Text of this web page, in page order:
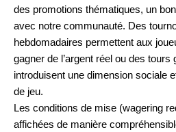
des promotions thématiques, un
avec notre communauté. Des
hebdomadaires permettent aux
gagner de l’argent réel ou des
introduisent une dimension sociale
de jeu.
Les conditions de mise (wagering
affichées de manière